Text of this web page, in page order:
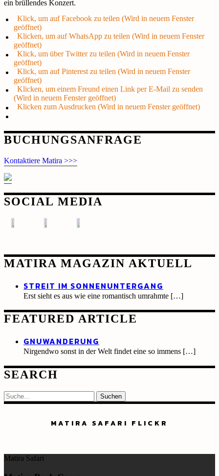
ein brüllendes Konzert.
Klick, um auf Facebook zu teilen (Wird in neuem Fenster
geöffnet)
Klicken, um auf WhatsApp zu teilen (Wird in neuem Fenster
geöffnet)
Klick, um über Twitter zu teilen (Wird in neuem Fenster
geöffnet)
Klick, um auf Pinterest zu teilen (Wird in neuem Fenster
geöffnet)
Klicken, um einem Freund einen Link per E-Mail zu senden
(Wird in neuem Fenster geöffnet)
Klicken zum Ausdrucken (Wird in neuem Fenster geöffnet)
Beitragsnavigation
BUCHUNGSANFRAGE
Kontaktiere Matira >>>
SOCIAL MEDIA
MATIRA MAGAZIN AKTUELL
STREIT IM SONNENUNTERGANG
Erst sieht es aus wie eine romantisch umrahmte […]
FEATURED ARTICLE
GNUWANDERUNG
Nirgendwo sonst in der Welt findet eine so immens […]
SEARCH
Suche
MATIRA SAFARI FLICKR
Matira Safari